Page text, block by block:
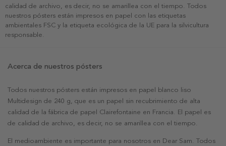
calidad de archivo, es decir, no se amarillea con el tiempo. Todos
nuestros pósters están impresos en papel con las etiquetas
ambientales FSC y la etiqueta ecológica de la UE para la silvicultura
responsable.
Acerca de nuestros pósters
Todos nuestros pósters están impresos en papel blanco liso
Multidesign de 240 g, que es un papel sin recubrimiento de alta
calidad de la fábrica de papel Clairefontaine en Francia. El papel es
de calidad de archivo, es decir, no se amarillea con el tiempo.
El medioambiente es importante para nosotros en Dear Sam. Todos